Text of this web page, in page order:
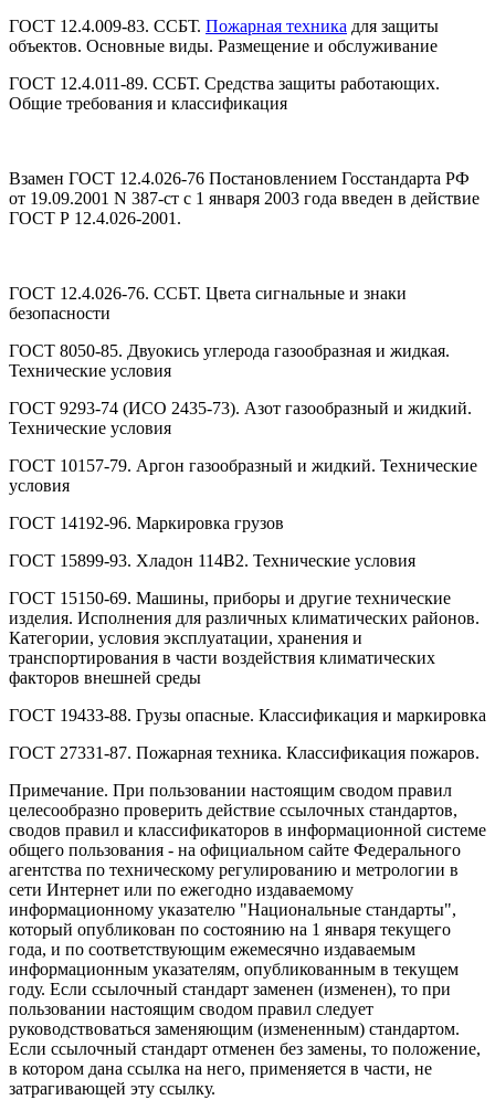
ГОСТ 12.4.009-83. ССБТ. Пожарная техника для защиты
объектов. Основные виды. Размещение и обслуживание
ГОСТ 12.4.011-89. ССБТ. Средства защиты работающих.
Общие требования и классификация
Взамен ГОСТ 12.4.026-76 Постановлением Госстандарта РФ
от 19.09.2001 N 387-ст с 1 января 2003 года введен в действие
ГОСТ Р 12.4.026-2001.
ГОСТ 12.4.026-76. ССБТ. Цвета сигнальные и знаки
безопасности
ГОСТ 8050-85. Двуокись углерода газообразная и жидкая.
Технические условия
ГОСТ 9293-74 (ИСО 2435-73). Азот газообразный и жидкий.
Технические условия
ГОСТ 10157-79. Аргон газообразный и жидкий. Технические
условия
ГОСТ 14192-96. Маркировка грузов
ГОСТ 15899-93. Хладон 114В2. Технические условия
ГОСТ 15150-69. Машины, приборы и другие технические
изделия. Исполнения для различных климатических районов.
Категории, условия эксплуатации, хранения и
транспортирования в части воздействия климатических
факторов внешней среды
ГОСТ 19433-88. Грузы опасные. Классификация и маркировка
ГОСТ 27331-87. Пожарная техника. Классификация пожаров.
Примечание. При пользовании настоящим сводом правил
целесообразно проверить действие ссылочных стандартов,
сводов правил и классификаторов в информационной системе
общего пользования - на официальном сайте Федерального
агентства по техническому регулированию и метрологии в
сети Интернет или по ежегодно издаваемому
информационному указателю "Национальные стандарты",
который опубликован по состоянию на 1 января текущего
года, и по соответствующим ежемесячно издаваемым
информационным указателям, опубликованным в текущем
году. Если ссылочный стандарт заменен (изменен), то при
пользовании настоящим сводом правил следует
руководствоваться заменяющим (измененным) стандартом.
Если ссылочный стандарт отменен без замены, то положение,
в котором дана ссылка на него, применяется в части, не
затрагивающей эту ссылку.